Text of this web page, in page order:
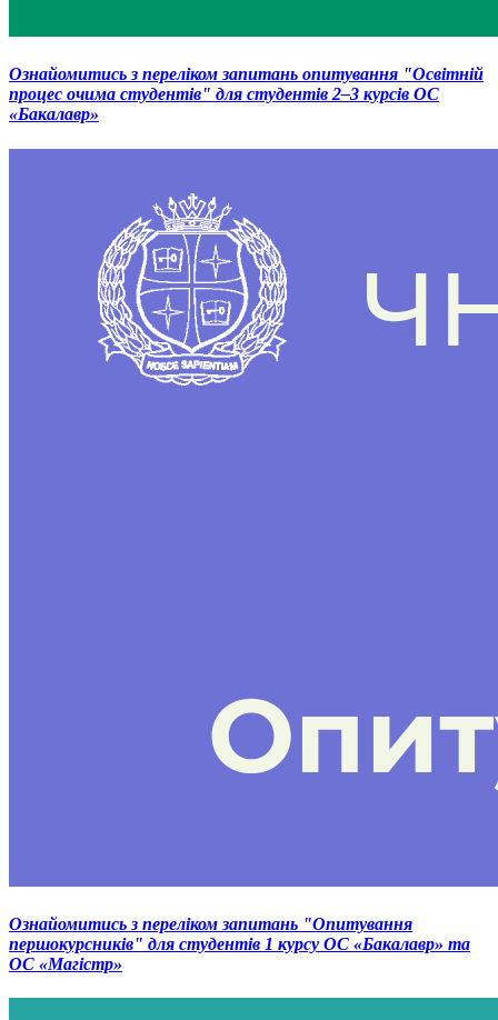
Ознайомитись з переліком запитань опитування "Освітній
процес очима студентів" для студентів 2–3 курсів ОС
«Бакалавр»
Ознайомитись з переліком запитань "Опитування
першокурсників" для студентів 1 курсу ОС «Бакалавр» та
ОС «Магістр»